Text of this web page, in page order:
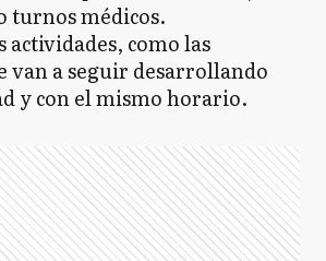
turnos médicos.
actividades, como las
van a seguir desarrollando
y con el mismo horario.